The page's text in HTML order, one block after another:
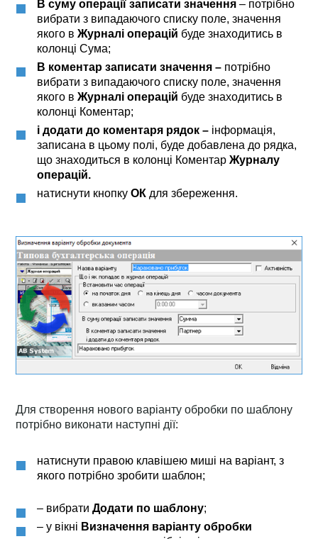
В суму операції записати значення – потрібно
вибрати з випадаючого списку поле, значення
якого вЖурналі операцій буде знаходитись в
колонці Сума;
В коментар записати значення – потрібно
вибрати з випадаючого списку поле, значення
якого вЖурналі операцій буде знаходитись в
колонці Коментар;
і додати до коментаря рядок – інформація,
записана в цьому полі, буде добавлена до рядка,
що знаходиться в колонці КоментарЖурналу
операцій.
натиснути кнопкуОК для збереження.
Для створення нового варіанту обробки по шаблону
потрібно виконати наступні дії:
натиснути правою клавішею миші на варіант, з
якого потрібно зробити шаблон;
– вибратиДодати по шаблону;
– у вікні Визначення варіанту обробки